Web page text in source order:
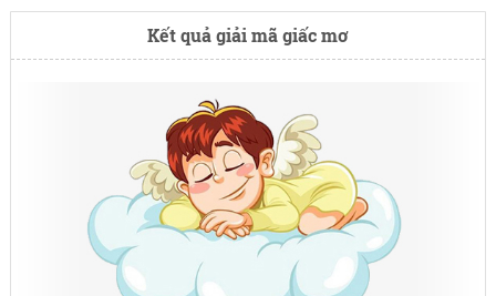
Kết quả giải mã giấc mơ